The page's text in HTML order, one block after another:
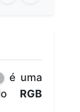
é uma
RGB